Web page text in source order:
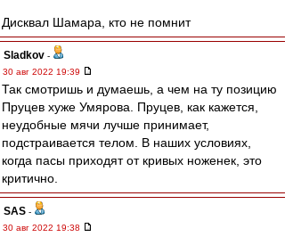
Дисквал Шамара, кто не помнит
Sladkov -
30 авг 2022 19:39
Так смотришь и думаешь, а чем на ту позицию
Пруцев хуже Умярова. Пруцев, как кажется,
неудобные мячи лучше принимает,
подстраивается телом. В наших условиях,
когда пасы приходят от кривых ноженек, это
критично.
SAS -
30 авг 2022 19:38